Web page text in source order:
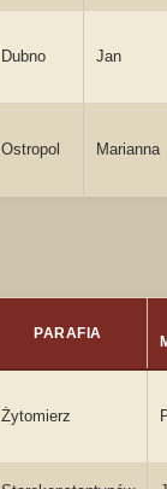
Dubno Jan
Ostropol Marianna
PARAFIA
Żytomierz